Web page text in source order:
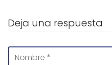
Deja una respuesta